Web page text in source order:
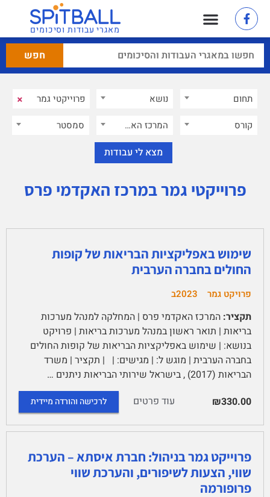
מאגרי עבודות וסיכומים
תחום נושא ×
קורס המרכז האקדמי פרס סמסטר
פרוייקטי גמר במרכז האקדמי פרס
שימוש באפליקציות הבריאות של קופות
החולים בחברה הערבית
פרויקט גמר 2023ב
תקציר: המרכז האקדמי פרס | המחלקה למנהל מערכות
בריאות | תואר ראשון במנהל מערכות בריאות | פרויקט
בנושא: | שימוש באפליקציות הבריאות של קופות החולים
בחברה הערבית | מוגש ל: | מגישים: | | תקציר | משרד
הבריאות (2017) , בישראל שירותי הבריאות ניתנים …
₪330.00
עוד פרטים לרכישה והורדה מיידית
פרוייקט גמר בניהול: חברת איסתא – הערכת
שווי, הצעות לשיפורים, והערכת שווי
פרופורמה